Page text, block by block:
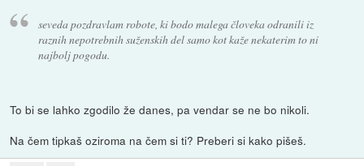
seveda pozdravlam robote, ki bodo malega človeka odranili iz
raznih nepotrebnih suženskih del samo kot kaže nekaterim to ni
najbolj pogodu.
To bi se lahko zgodilo že danes, pa vendar se ne bo nikoli.
Na čem tipkaš oziroma na čem si ti? Preberi si kako pišeš.